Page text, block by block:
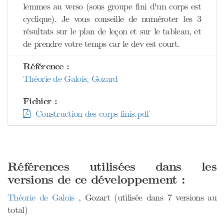
lemmes au verso (sous groupe fini d'un corps est
cyclique). Je vous conseille de numéroter les 3
résultats sur le plan de leçon et sur le tableau, et
de prendre votre temps car le dev est court.
Référence :
Théorie de Galois, Gozard
Fichier :
Construction des corps finis.pdf
Références utilisées dans les
versions de ce développement :
Théorie de Galois , Gozart (utilisée dans 7 versions au
total)